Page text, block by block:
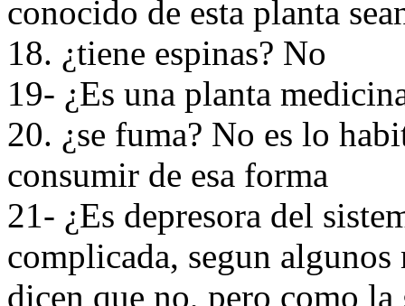
conocido de esta planta
18. ¿tiene espinas? No
19- ¿Es una planta
20. ¿se fuma? No es lo
consumir de esa forma
21- ¿Es depresora del
complicada, segun
dicen que no, pero como